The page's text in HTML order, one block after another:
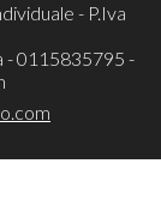
- P.Iva
- 0115835795 -